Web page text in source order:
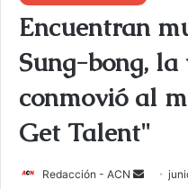
Encuentran
Sung-bong, la
conmovió al
Get Talent"
Redacción - ACN